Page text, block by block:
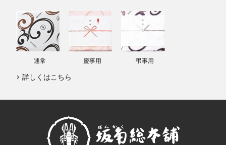
通常 慶事用 弔事用
詳しくはこちら